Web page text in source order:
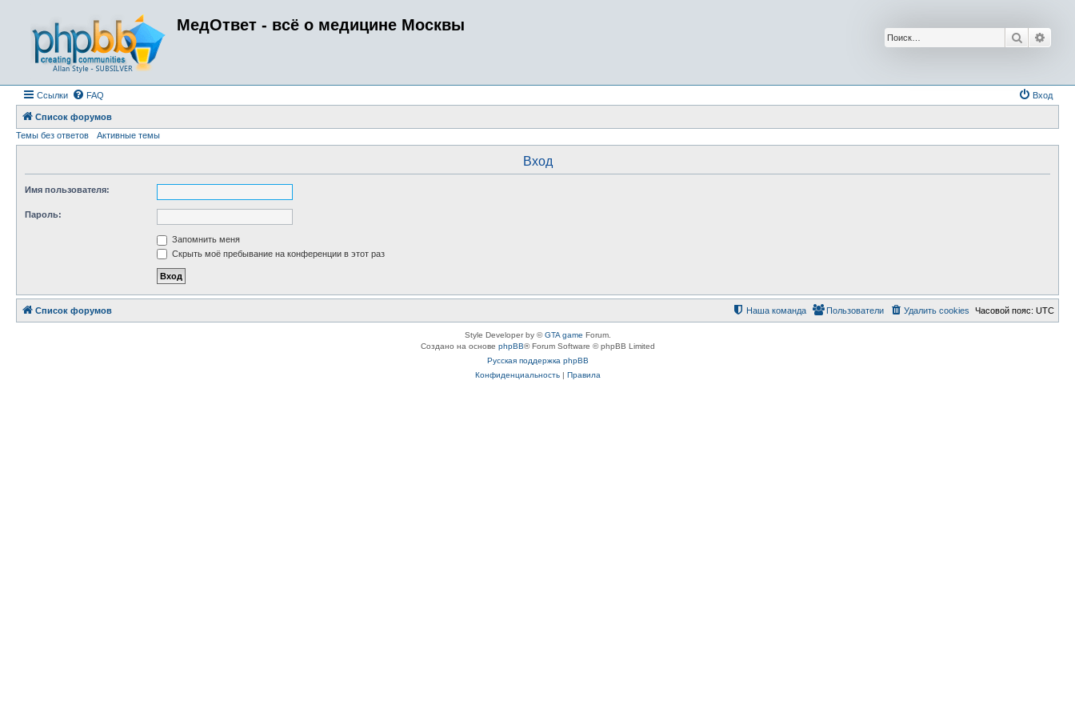
МедОтвет - всё о медицине Москвы
Поиск
Ссылки FAQ Вход
Список форумов
Темы без ответов
Активные темы
Вход
Имя пользователя:
Пароль:
Запомнить меня
Скрыть моё пребывание на конференции в этот раз
Список форумов Часовой пояс: UTC
Удалить cookies
Пользователи
Наша команда
Style Developer by ©GTA game Forum.
Создано на основе phpBB® Forum Software © phpBB Limited
Русская поддержка phpBB
Конфиденциальность| Правила